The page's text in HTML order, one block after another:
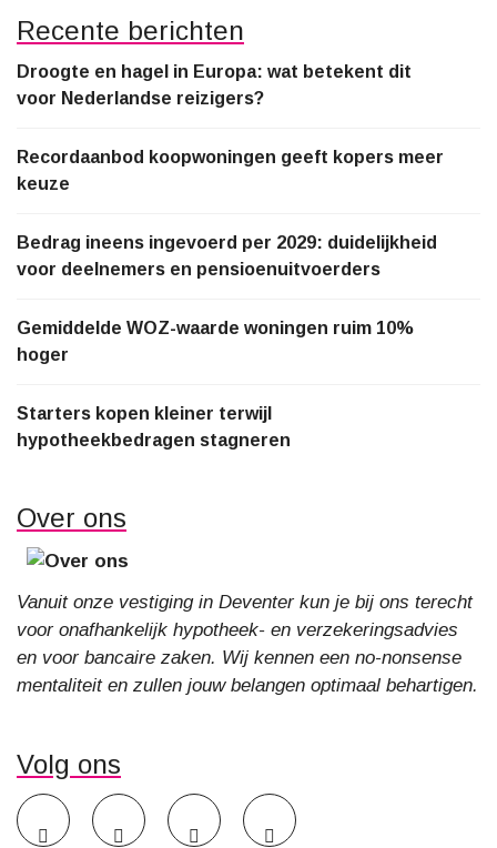
Recente berichten
Droogte en hagel in Europa: wat betekent dit
voor Nederlandse reizigers?
Recordaanbod koopwoningen geeft kopers meer
keuze
Bedrag ineens ingevoerd per 2029: duidelijkheid
voor deelnemers en pensioenuitvoerders
Gemiddelde WOZ-waarde woningen ruim 10%
hoger
Starters kopen kleiner terwijl
hypotheekbedragen stagneren
Over ons
Vanuit onze vestiging in Deventer kun je bij ons terecht
voor onafhankelijk hypotheek- en verzekeringsadvies
en voor bancaire zaken. Wij kennen een no-nonsense
mentaliteit en zullen jouw belangen optimaal behartigen.
Volg ons